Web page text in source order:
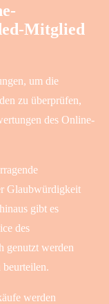
Mitglied
um die
zu überprüfen,
des Online-
Glaubwürdigkeit
gibt es
des
genutzt werden
werden